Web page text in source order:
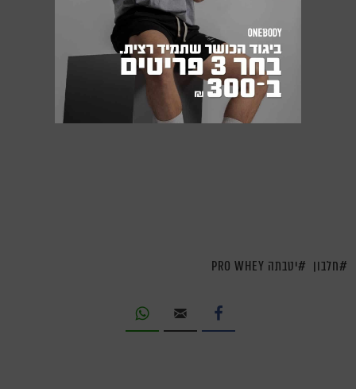
חלבון יטבתה PRO WHEY